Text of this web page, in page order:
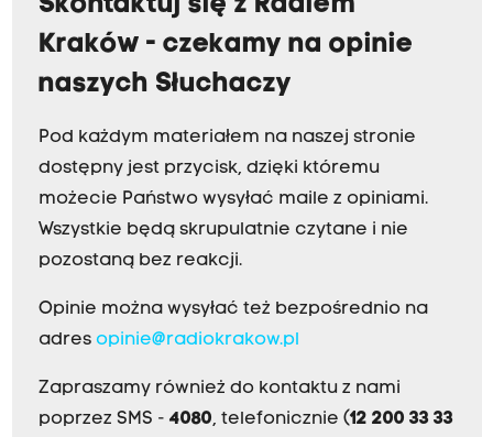
Skontaktuj się z Radiem
Kraków - czekamy na opinie
naszych Słuchaczy
Pod każdym materiałem na naszej stronie
dostępny jest przycisk, dzięki któremu
możecie Państwo wysyłać maile z opiniami.
Wszystkie będą skrupulatnie czytane i nie
pozostaną bez reakcji.
Opinie można wysyłać też bezpośrednio na
adres opinie@radiokrakow.pl
Zapraszamy również do kontaktu z nami
poprzez SMS - 4080, telefonicznie (12 200 33 33